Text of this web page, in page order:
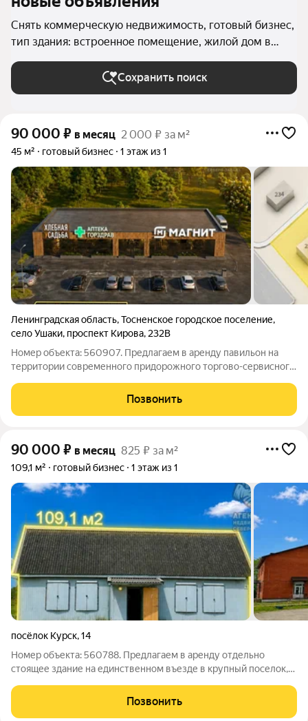
Снять коммерческую недвижимость, готовый бизнес,
тип здания: встроенное помещение, жилой дом в
Санкт-Петербурге и ЛО
Сохранить поиск
90 000 ₽ в месяц 2 000 ₽ за м²
45 м² готовый бизнес 1 этаж из 1
Ленинградская область,Тосненское городское поселение,
село Ушаки, проспект Кирова, 232В
Номер объекта: 560907. Предлагаем в аренду павильон на
территории современного придорожного торгово-сервисного
заезд со
Позвонить
90 000 ₽ в месяц 825 ₽ за м²
109,1 м² готовый бизнес 1 этаж из 1
посёлок Курск,14
Номер объекта: 560788. Предлагаем в аренду отдельно
стоящее здание на единственном въезде в крупный поселок,
бизнeс или общепит! Конкурентов в сфере общепита в
поселке нет. Основные характеристики:
Позвонить